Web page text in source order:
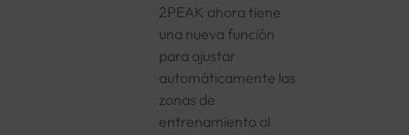
2PEAK ahora tiene
una nueva función
para ajustar
automáticamente las
zonas de
entrenamiento al